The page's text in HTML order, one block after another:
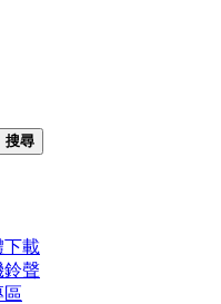
搜尋
下載
鈴聲
區